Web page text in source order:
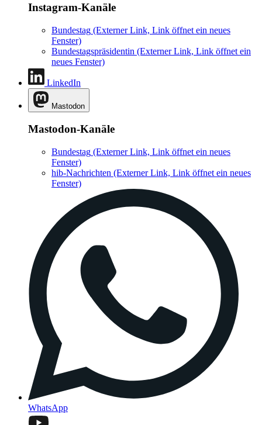
Instagram-Kanäle
Bundestag (Externer Link, Link öffnet ein neues
Fenster)
Bundestagspräsidentin (Externer Link, Link öffnet ein
neues Fenster)
LinkedIn
Mastodon
Mastodon-Kanäle
Bundestag (Externer Link, Link öffnet ein neues
Fenster)
hib-Nachrichten (Externer Link, Link öffnet ein neues
Fenster)
WhatsApp